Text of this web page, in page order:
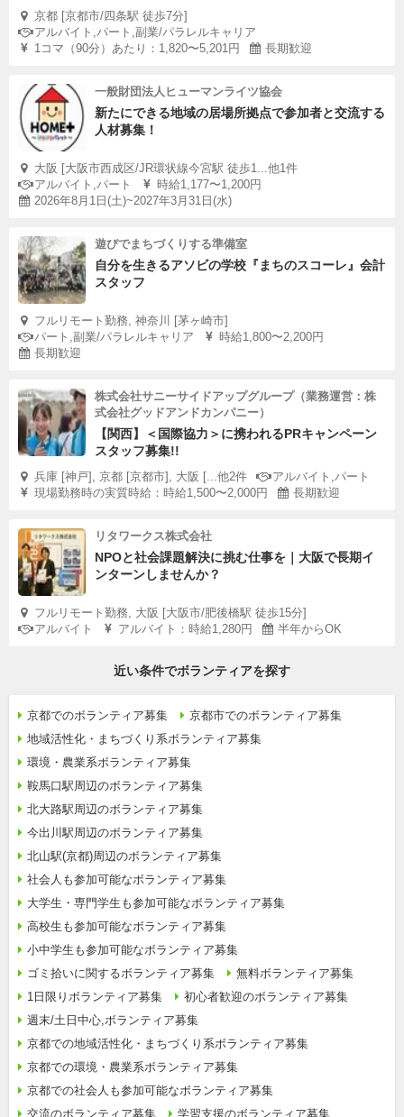
京都 [京都市/四条駅 徒歩7分]
アルバイト,パート,副業/パラレルキャリア
1コマ（90分）あたり：1,820〜5,201円
長期歓迎
一般財団法人ヒューマンライツ協会
新たにできる地域の居場所拠点で参加者と交流する
人材募集！
大阪 [大阪市西成区/JR環状線今宮駅 徒歩1...他1件
アルバイト,パート
時給1,177〜1,200円
2026年8月1日(土)~2027年3月31日(水)
遊びでまちづくりする準備室
自分を生きるアソビの学校『まちのスコーレ』会計
スタッフ
フルリモート勤務, 神奈川 [茅ヶ崎市]
パート,副業/パラレルキャリア
時給1,800〜2,200円
長期歓迎
株式会社サニーサイドアップグループ（業務運営：株
式会社グッドアンドカンパニー）
【関西】＜国際協力＞に携われるPRキャンペーン
スタッフ募集!!
兵庫 [神戸], 京都 [京都市], 大阪 [...他2件
アルバイト,パート
現場勤務時の実質時給：時給1,500〜2,000円
長期歓迎
リタワークス株式会社
NPOと社会課題解決に挑む仕事を｜大阪で長期イ
ンターンしませんか？
フルリモート勤務, 大阪 [大阪市/肥後橋駅 徒歩15分]
アルバイト
アルバイト：時給1,280円 半年からOK
近い条件でボランティアを探す
京都でのボランティア募集
京都市でのボランティア募集
地域活性化・まちづくり系ボランティア募集
環境・農業系ボランティア募集
鞍馬口駅周辺のボランティア募集
北大路駅周辺のボランティア募集
今出川駅周辺のボランティア募集
北山駅(京都)周辺のボランティア募集
社会人も参加可能なボランティア募集
大学生・専門学生も参加可能なボランティア募集
高校生も参加可能なボランティア募集
小中学生も参加可能なボランティア募集
ゴミ拾いに関するボランティア募集
無料ボランティア募集
1日限りボランティア募集
初心者歓迎のボランティア募集
週末/土日中心,ボランティア募集
京都での地域活性化・まちづくり系ボランティア募集
京都での環境・農業系ボランティア募集
京都での社会人も参加可能なボランティア募集
交流のボランティア募集
学習支援のボランティア募集